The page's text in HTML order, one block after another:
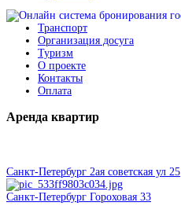
Транспорт
Организация досуга
Туризм
О проекте
Контакты
Оплата
Аренда квартир
Санкт-Петербург 2ая советская ул 25
Санкт-Петербург Гороховая 33